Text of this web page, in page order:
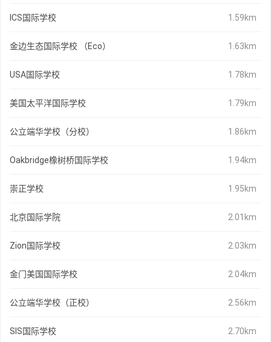
ICS国际学校 1.59km
金边生态国际学校 （Eco） 1.63km
USA国际学校 1.78km
美国太平洋国际学校 1.79km
公立端华学校（分校） 1.86km
Oakbridge橡树桥国际学校 1.94km
崇正学校 1.95km
北京国际学院 2.01km
Zion国际学校 2.03km
金门美国国际学校 2.04km
公立端华学校（正校） 2.56km
SIS国际学校 2.70km